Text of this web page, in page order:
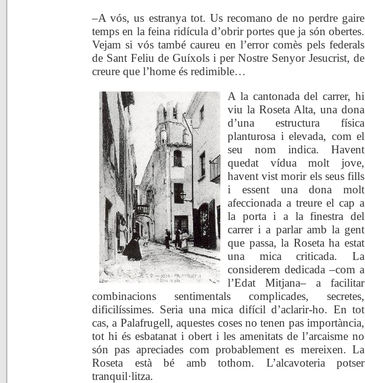
–A vós, us estranya tot. Us recomano de no perdre gaire
temps en la feina ridícula d’obrir portes que ja són obertes.
Vejam si vós també caureu en l’error comès pels federals
de Sant Feliu de Guíxols i per Nostre Senyor Jesucrist, de
creure que l’home és redimible…
A la cantonada del carrer, hi
viu la Roseta Alta, una dona
d’una estructura física
planturosa i elevada, com el
seu nom indica. Havent
quedat vídua molt jove,
havent vist morir els seus fills
i essent una dona molt
afeccionada a treure el cap a
la porta i a la finestra del
carrer i a parlar amb la gent
que passa, la Roseta ha estat
una mica criticada. La
considerem dedicada –com a
l’Edat Mitjana– a facilitar
combinacions sentimentals complicades, secretes,
dificilíssimes. Seria una mica difícil d’aclarir-ho. En tot
cas, a Palafrugell, aquestes coses no tenen pas importància,
tot hi és esbatanat i obert i les amenitats de l’arcaisme no
són pas apreciades com probablement es mereixen. La
Roseta està bé amb tothom. L’alcavoteria potser
tranquil·litza.